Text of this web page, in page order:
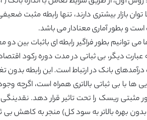
توان بازار بیشتری دارند، تنها رابطه
و بطور آماری معنادار می باشد.
دیگر، بی ثباتی در مدت دوره رکود
بانک در ارتباط است. این رابطه بدون
ها با بی ثباتی بالاتری همراه است،
ریسک را تحت تاثیر قرار دهد. نقدینگی
بهره بالاتر به سود کل) منجر به کاهش بی